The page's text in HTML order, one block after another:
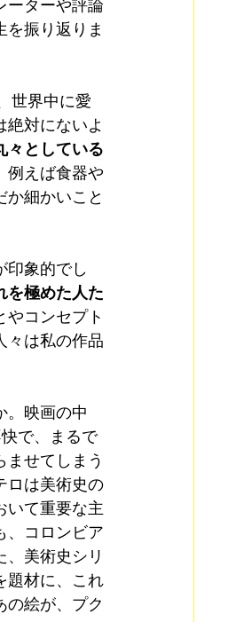
ーターや評論
振り返りま
世界中に愛
対にないよ
々としている
例えば食器や
細かいこと
印象的でし
を極めた人た
やコンセプト
々は私の作品
。映画の中
で、まるで
せてしまう
ロは美術史の
いて重要な主
、コロンビア
美術史シリ
題材に、これ
の絵が、プク